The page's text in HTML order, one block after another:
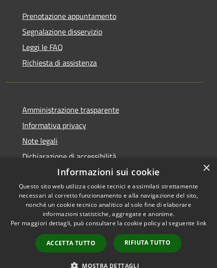
Prenotazione appuntamento
Segnalazione disservizio
Leggi le FAQ
Richiesta di assistenza
Amministrazione trasparente
Informativa privacy
Note legali
Dichiarazione di accessibilità
Accessibilità
Privacy
Mappa del sito
WhatsApp Cerreto
Copyright © 2026 • Comune di
Cerreto Guidi • Powered by
Municipium
Accesso
redazione
×
Informazioni sui cookie
Questo sito web utilizza cookie tecnici e assimilati strettamente
necessari al corretto funzionamento e alla navigazione del sito,
nonché un cookie tecnico analitico al solo fine di elaborare
informazioni statistiche, aggregate e anonime.
Per maggiori dettagli, può consultare la cookie policy al seguente link
ACCETTA TUTTO RIFIUTA TUTTO
MOSTRA DETTAGLI